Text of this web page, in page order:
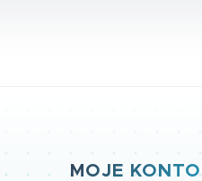
MOJE KONTO